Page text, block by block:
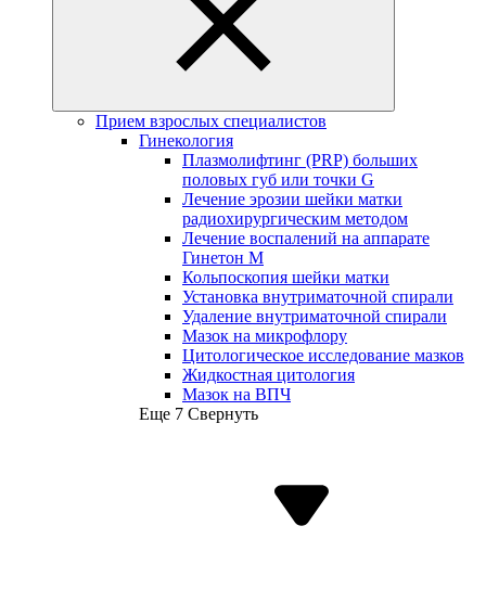
Прием взрослых специалистов
Гинекология
Плазмолифтинг (PRP) больших
половых губ или точки G
Лечение эрозии шейки матки
радиохирургическим методом
Лечение воспалений на аппарате
Гинетон М
Кольпоскопия шейки матки
Установка внутриматочной спирали
Удаление внутриматочной спирали
Мазок на микрофлору
Цитологическое исследование мазков
Жидкостная цитология
Мазок на ВПЧ
Еще 7 Свернуть